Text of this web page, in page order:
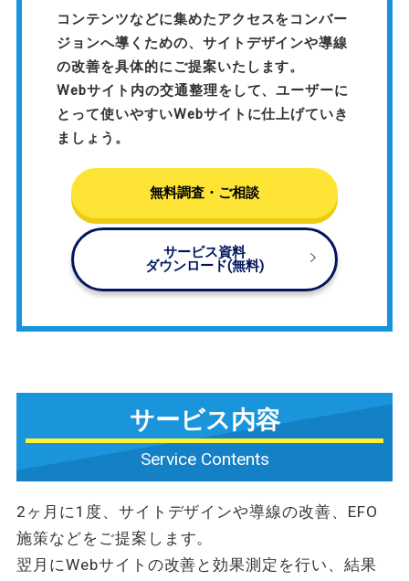
コンテンツなどに集めたアクセスをコンバー
ジョンへ導くための、サイトデザインや導線
の改善を具体的にご提案いたします。
Webサイト内の交通整理をして、ユーザーに
とって使いやすいWebサイトに仕上げていき
ましょう。
無料調査・ご相談
サービス資料
ダウンロード(無料)
サービス内容
Service Contents
2ヶ月に1度、サイトデザインや導線の改善、EFO
施策などをご提案します。
翌月にWebサイトの改善と効果測定を行い、結果